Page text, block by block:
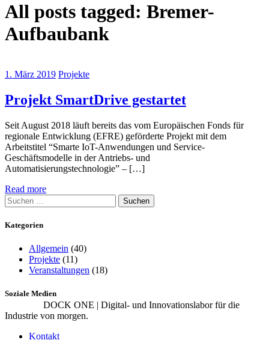
All posts tagged: Bremer-
Aufbaubank
1. März 2019 Projekte
Projekt SmartDrive gestartet
Seit August 2018 läuft bereits das vom Europäischen Fonds für
regionale Entwicklung (EFRE) geförderte Projekt mit dem
Arbeitstitel “Smarte IoT-Anwendungen und Service-
Geschäftsmodelle in der Antriebs- und
Automatisierungstechnologie” – […]
Read more
Suchen
nach:
Kategorien
Allgemein (40)
Projekte (11)
Veranstaltungen (18)
Soziale Medien
DOCK ONE | Digital- und Innovationslabor für die
Industrie von morgen.
Kontakt